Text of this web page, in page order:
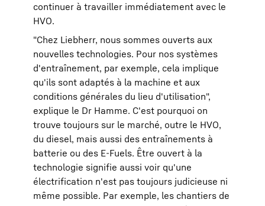
continuer à travailler immédiatement avec le
HVO.
"Chez Liebherr, nous sommes ouverts aux
nouvelles technologies. Pour nos systèmes
d'entraînement, par exemple, cela implique
qu'ils sont adaptés à la machine et aux
conditions générales du lieu d'utilisation",
explique le Dr Hamme. C'est pourquoi on
trouve toujours sur le marché, outre le HVO,
du diesel, mais aussi des entraînements à
batterie ou des E-Fuels. Être ouvert à la
technologie signifie aussi voir qu'une
électrification n'est pas toujours judicieuse ni
même possible. Par exemple, les chantiers de